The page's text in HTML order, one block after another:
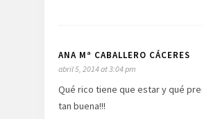
ANA Mª CABALLERO CÁCERES
abril 5, 2014 at 3:04 pm
Qué rico tiene que estar y qué
tan buena!!!